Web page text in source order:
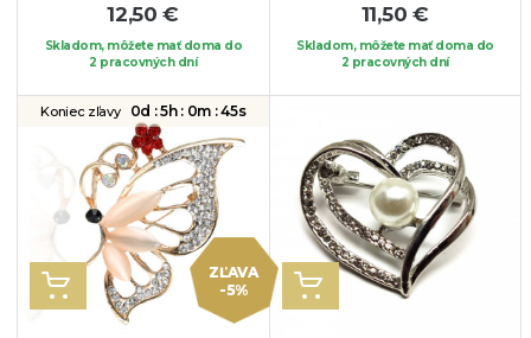
krištálikmi. Dominantou je
syntetická sivá perla v
strede šperku. Tento
mať, môžete si ju pripnúť
na šaty, blúzku, sveter, do
konca aj na čiapke krásne
ukáže.
12,50 €
Skladom, môžete mať doma do
2 pracovných dní
si určite zamilujete. Krídla
sú lemované bielymi
krištálikmi. Jedinečný
obľúbené oblečenie.
11,50 €
Skladom, môžete mať doma do
2 pracovných dní
ZĽAVA
-5%
VLOŽIŤ DO KOŠÍKA
Koniec zľavy 0d : 5h : 0m :44s
VLOŽIŤ DO KOŠÍKA